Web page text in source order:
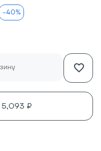
-40%
5,093 ₽